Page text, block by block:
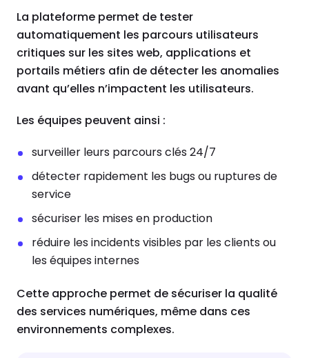
La plateforme permet de tester
automatiquement les parcours utilisateurs
critiques sur les sites web, applications et
portails métiers afin de détecter les anomalies
avant qu’elles n’impactent les utilisateurs.
Les équipes peuvent ainsi :
surveiller leurs parcours clés 24/7
détecter rapidement les bugs ou ruptures de
service
sécuriser les mises en production
réduire les incidents visibles par les clients ou
les équipes internes
Cette approche permet de sécuriser la qualité
des services numériques, même dans ces
environnements complexes.